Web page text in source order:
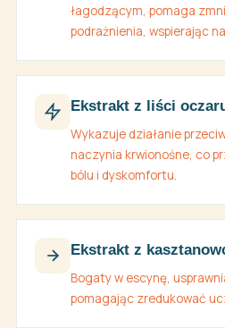
łagodzącym, pomaga
podrażnienia, wspierając
Ekstrakt z liści
Wykazuje działanie
naczynia krwionośne, co
bólu i dyskomfortu.
Ekstrakt z
Bogaty w escynę,
pomagając zredukować